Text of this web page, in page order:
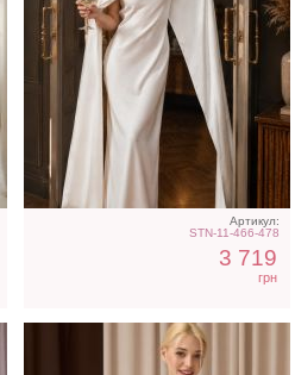
Артикул:
STN-11-466-478
3 719
грн
Молочное атласное
платье миди с длинным
рукавом, на резинке